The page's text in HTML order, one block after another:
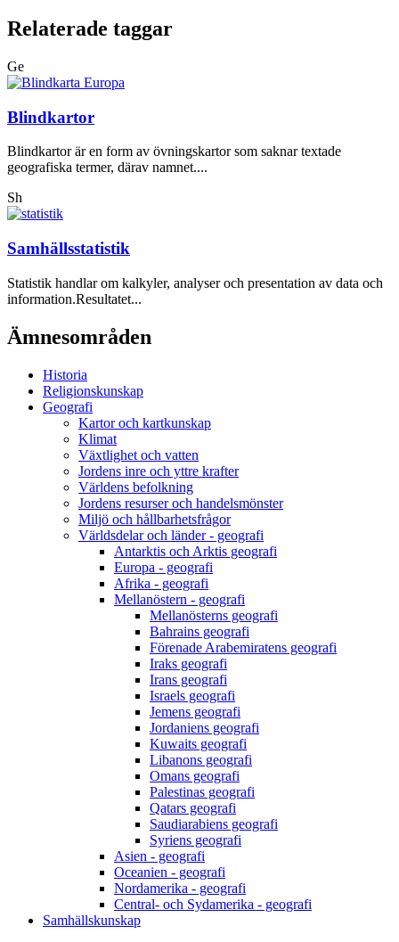
Relaterade taggar
Ge
Blindkartor
Blindkartor är en form av övningskartor som saknar textade
geografiska termer, därav namnet....
Sh
Samhällsstatistik
Statistik handlar om kalkyler, analyser och presentation av data och
information.Resultatet...
Ämnesområden
Historia
Religionskunskap
Geografi
Kartor och kartkunskap
Klimat
Växtlighet och vatten
Jordens inre och yttre krafter
Världens befolkning
Jordens resurser och handelsmönster
Miljö och hållbarhetsfrågor
Världsdelar och länder - geografi
Antarktis och Arktis geografi
Europa - geografi
Afrika - geografi
Mellanöstern - geografi
Mellanösterns geografi
Bahrains geografi
Förenade Arabemiratens geografi
Iraks geografi
Irans geografi
Israels geografi
Jemens geografi
Jordaniens geografi
Kuwaits geografi
Libanons geografi
Omans geografi
Palestinas geografi
Qatars geografi
Saudiarabiens geografi
Syriens geografi
Asien - geografi
Oceanien - geografi
Nordamerika - geografi
Central- och Sydamerika - geografi
Samhällskunskap